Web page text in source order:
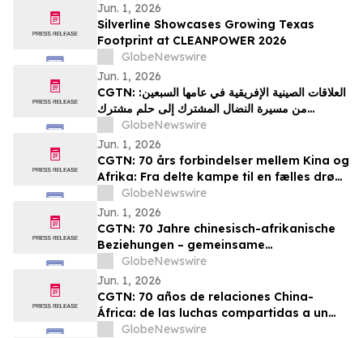
Jun. 1, 2026
Silverline Showcases Growing Texas
Footprint at CLEANPOWER 2026
GlobeNewswire
Jun. 1, 2026
CGTN: العلاقات الصينية الإفريقية في عامها السبعين:
من مسيرة النضال المشترك إلى حلم مشترك
بالتحديثGlobeNewswire
Jun. 1, 2026
CGTN: 70 års forbindelser mellem Kina og
Afrika: Fra delte kampe til en fælles drøm
om modernisering
GlobeNewswire
Jun. 1, 2026
CGTN: 70 Jahre chinesisch-afrikanische
Beziehungen – gemeinsame
Herausforderungen und ein gemeinsames
Streben nach Modernisierung
GlobeNewswire
Jun. 1, 2026
CGTN: 70 años de relaciones China-
África: de las luchas compartidas a un
sueño común de modernización
GlobeNewswire